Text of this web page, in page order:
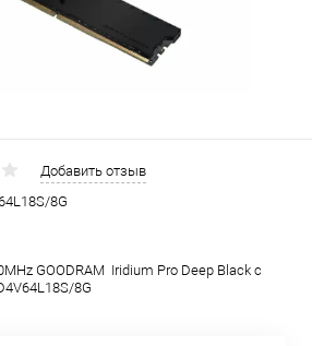
Добавить отзыв
8G
GOODRAM Iridium Pro Deep Black с
8G